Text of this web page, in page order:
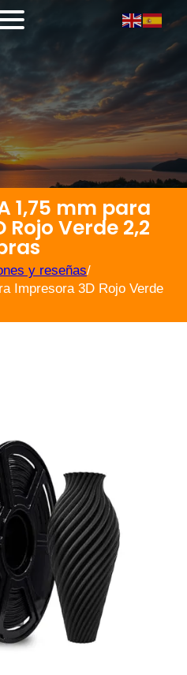
1,75 mm para
Verde 2,2
y reseñas/
Impresora 3D Rojo Verde